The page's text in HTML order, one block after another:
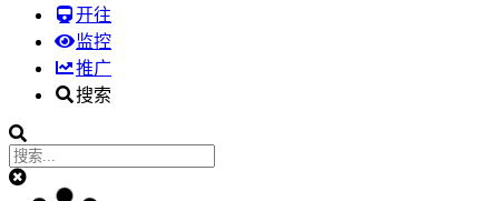
开往
监控
推广
搜索